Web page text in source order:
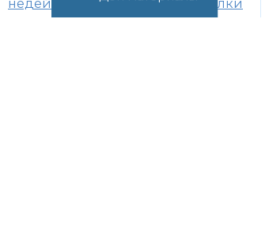
недействительности части сделки